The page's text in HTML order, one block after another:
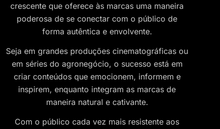
crescente que oferece às marcas uma maneira
poderosa de se conectar com o público de
forma autêntica e envolvente.
Seja em grandes produções cinematográficas ou
em séries do agronegócio, o sucesso está em
criar conteúdos que emocionem, informem e
inspirem, enquanto integram as marcas de
maneira natural e cativante.
Com o público cada vez mais resistente aos